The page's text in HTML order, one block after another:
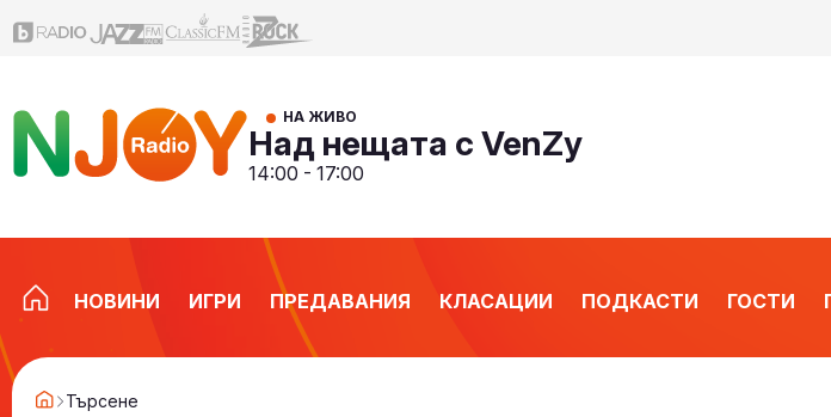
НА ЖИВО
Над нещата с VenZy
14:00 - 17:00
НОВИНИ ИГРИ ПРЕДАВАНИЯ КЛАСАЦИИ ПОДКАСТИ ГОСТИ
Търсене